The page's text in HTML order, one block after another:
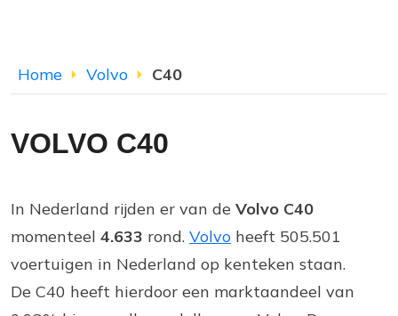
Home Volvo C40
VOLVO C40
In Nederland rijden er van de Volvo C40
momenteel 4.633 rond. Volvo heeft 505.501
voertuigen in Nederland op kenteken staan.
De C40 heeft hierdoor een marktaandeel van